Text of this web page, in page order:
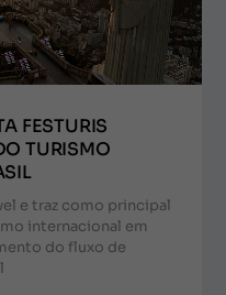
FESTURIS
TURISMO
e traz como principal
internacional em
do fluxo de